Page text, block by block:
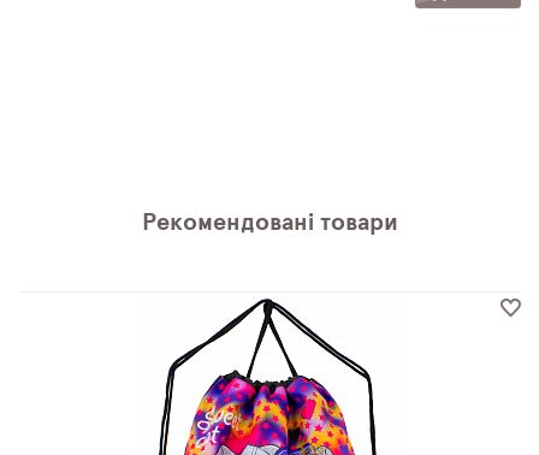
Рекомендовані товари